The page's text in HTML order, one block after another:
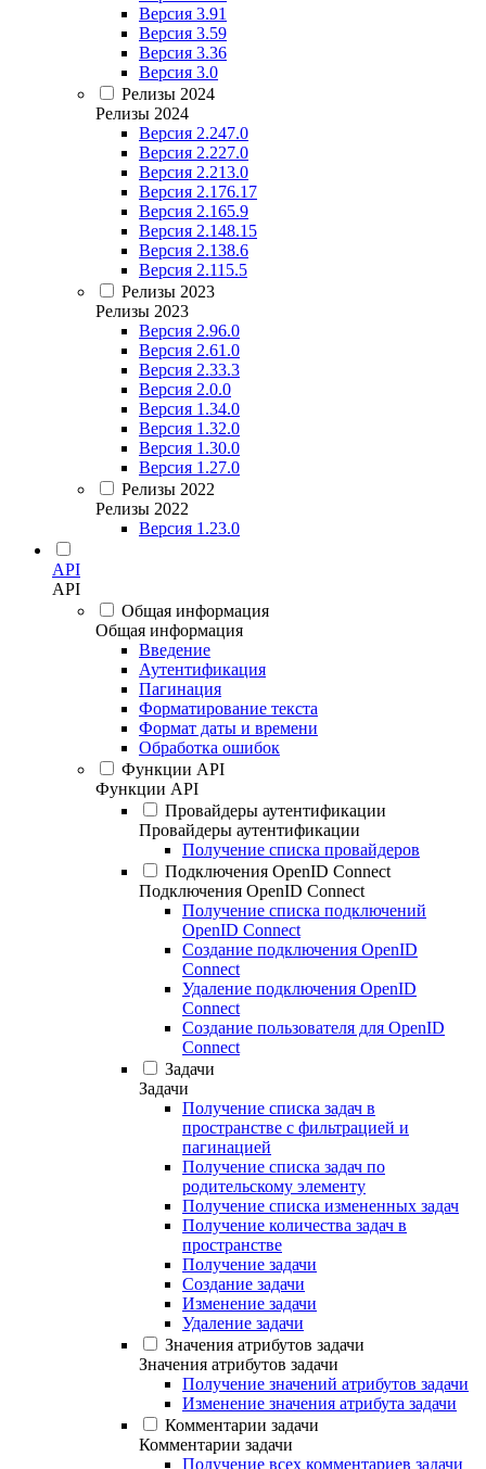
Версия 3.91
Версия 3.59
Версия 3.36
Версия 3.0
Релизы 2024
Релизы 2024
Версия 2.247.0
Версия 2.227.0
Версия 2.213.0
Версия 2.176.17
Версия 2.165.9
Версия 2.148.15
Версия 2.138.6
Версия 2.115.5
Релизы 2023
Релизы 2023
Версия 2.96.0
Версия 2.61.0
Версия 2.33.3
Версия 2.0.0
Версия 1.34.0
Версия 1.32.0
Версия 1.30.0
Версия 1.27.0
Релизы 2022
Релизы 2022
Версия 1.23.0
API
API
Общая информация
Общая информация
Введение
Аутентификация
Пагинация
Форматирование текста
Формат даты и времени
Обработка ошибок
Функции API
Функции API
Провайдеры аутентификации
Провайдеры аутентификации
Получение списка провайдеров
Подключения OpenID Connect
Подключения OpenID Connect
Получение списка подключений
OpenID Connect
Создание подключения OpenID
Connect
Удаление подключения OpenID
Connect
Создание пользователя для OpenID
Connect
Задачи
Задачи
Получение списка задач в
пространстве с фильтрацией и
пагинацией
Получение списка задач по
родительскому элементу
Получение списка измененных задач
Получение количества задач в
пространстве
Получение задачи
Создание задачи
Изменение задачи
Удаление задачи
Значения атрибутов задачи
Значения атрибутов задачи
Получение значений атрибутов задачи
Изменение значения атрибута задачи
Комментарии задачи
Комментарии задачи
Получение всех комментариев задачи